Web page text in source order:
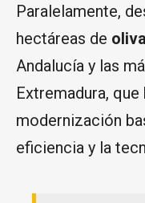
Paralelamente,
hectáreas de
Andalucía y las
Extremadura, que
modernización
eficiencia y la